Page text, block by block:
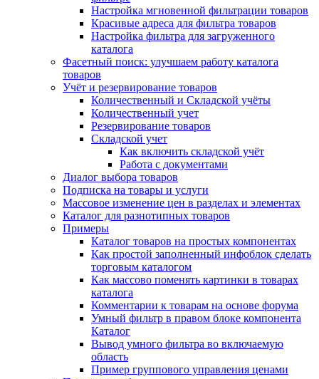
Настройка мгновенной фильтрации товаров
Красивые адреса для фильтра товаров
Настройка фильтра для загруженного
каталога
Фасетный поиск: улучшаем работу каталога
товаров
Учёт и резервирование товаров
Количественный и Складской учёты
Количественный учет
Резервирование товаров
Складской учет
Как включить складской учёт
Работа с документами
Диалог выбора товаров
Подписка на товары и услуги
Массовое изменение цен в разделах и элементах
Каталог для разнотипных товаров
Примеры
Каталог товаров на простых компонентах
Как простой заполненный инфоблок сделать
торговым каталогом
Как массово поменять картинки в товарах
каталога
Комментарии к товарам на основе форума
Умный фильтр в правом блоке компонента
Каталог
Вывод умного фильтра во включаемую
область
Пример группового управления ценами